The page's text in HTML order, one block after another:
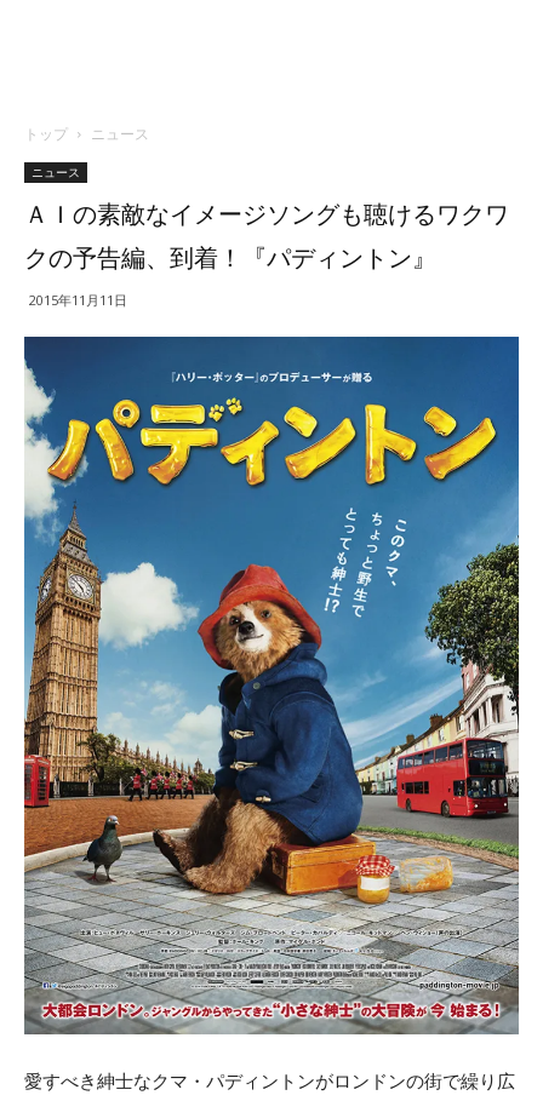
トップ ニュース
ニュース
ＡＩの素敵なイメージソングも聴けるワクワ
クの予告編、到着！『パディントン』
2015年11月11日
愛すべき紳士なクマ・パディントンがロンドンの街で繰り広